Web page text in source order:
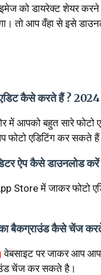
को डायरेक्ट शेयर
तो आप वँहा से इसे
कैसे करते हैं ? 2024
में आपको बहुत सारे फोटो
फोटो एडिटिंग कर सकते
ऐप कैसे डाउनलोड करें
Store में जाकर फोटो
बैकग्राउंड कैसे चेंज
वेबसाइट पर जाकर आप
चेंज कर सकते है।